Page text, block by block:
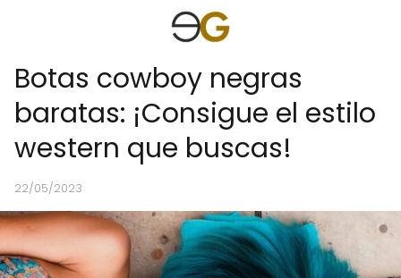
Botas cowboy negras
baratas: ¡Consigue el estilo
western que buscas!
22/05/2023